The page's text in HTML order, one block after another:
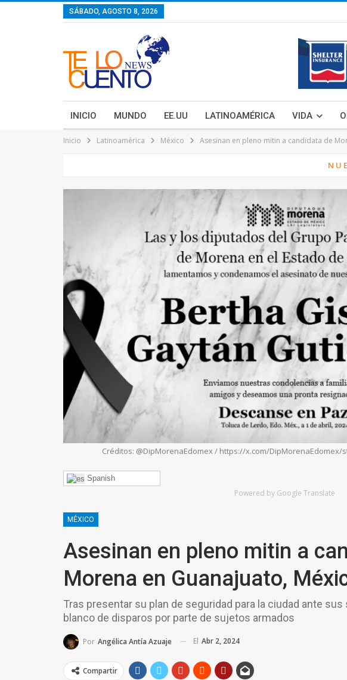
SÁBADO, AGOSTO 8, 2026
INICIO MUNDO EE.UU LATINOAMÉRICA VIDA
Inicio Latinoamérica México Asesinan en pleno mitin a candidata de
Créditos: @DipMorenaEdomex / https://x.com/DipMorenaEdomex/
Spanish
Powered by Google Translate
MÉXICO
Asesinan en pleno mitin a
Morena en Guanajuato,
Tras presentar su plan de seguridad para la ciudad ante
blanco de disparos por parte de sujetos armados
Por Angélica Antía Azuaje El Abr 2, 2024
Compartir